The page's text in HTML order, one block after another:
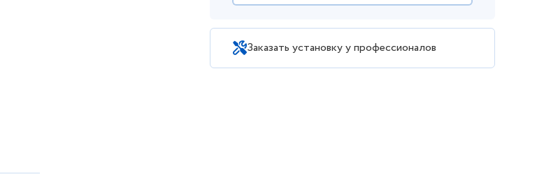
Заказать установку у профессионалов